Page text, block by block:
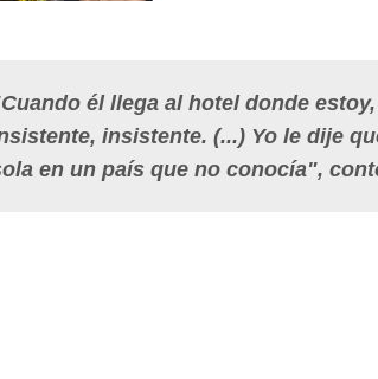
él llega al hotel donde
insistente. (...) Yo le dije
en un país que no conocía",